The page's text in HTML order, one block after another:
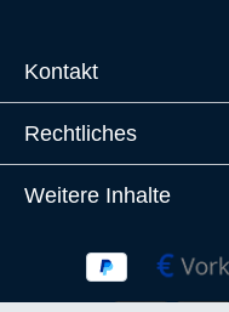
Kontakt
Rechtliches
Weitere Inhalte